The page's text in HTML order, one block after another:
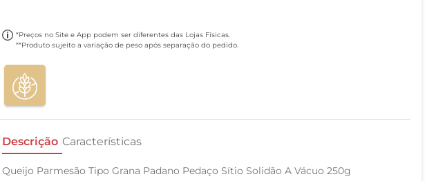
*Preços no Site e App podem ser diferentes das Lojas Físicas.
**Produto sujeito a variação de peso após separação do pedido.
Descrição Características
Queijo Parmesão Tipo Grana Padano Pedaço Sítio Solidão A Vácuo 250g